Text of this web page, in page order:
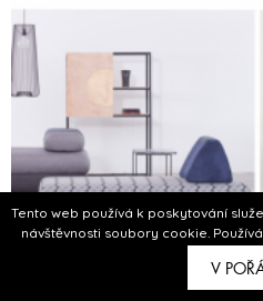
Tento web používá k poskytování
návštěvnosti soubory cookie.
V